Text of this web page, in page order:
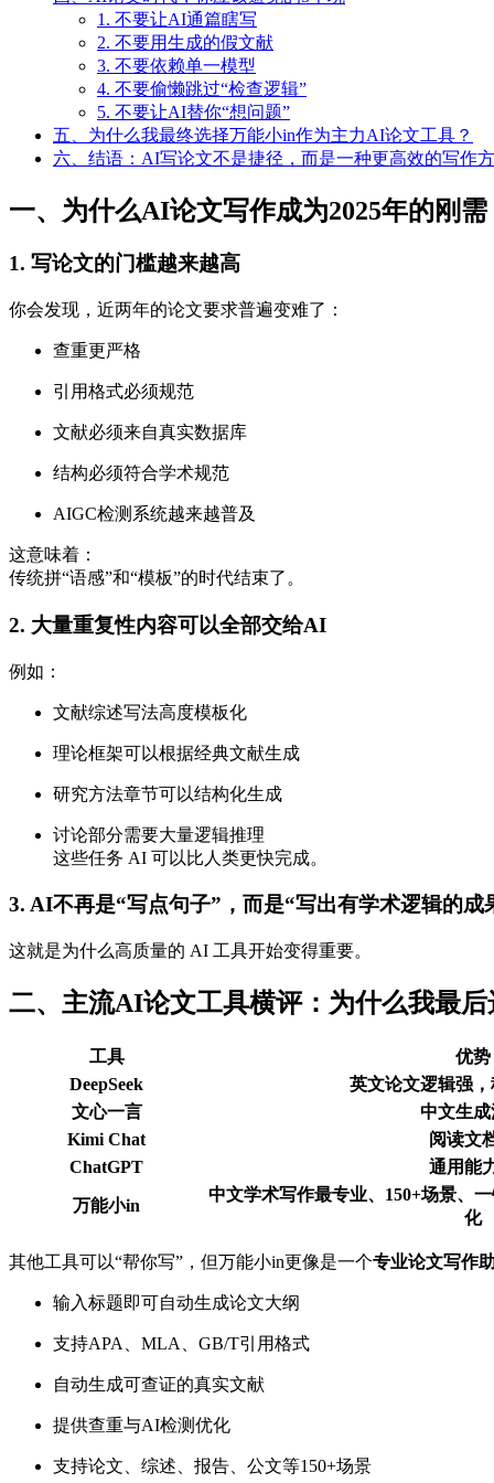
1. 不要让AI通篇瞎写
2. 不要用生成的假文献
3. 不要依赖单一模型
4. 不要偷懒跳过“检查逻辑”
5. 不要让AI替你“想问题”
五、为什么我最终选择万能小in作为主力AI论文工具？
六、结语：AI写论文不是捷径，而是一种更高效的写作
一、为什么AI论文写作成为2025年的刚需
1. 写论文的门槛越来越高
你会发现，近两年的论文要求普遍变难了：
查重更严格
引用格式必须规范
文献必须来自真实数据库
结构必须符合学术规范
AIGC检测系统越来越普及
这意味着：
传统拼“语感”和“模板”的时代结束了。
2. 大量重复性内容可以全部交给AI
例如：
文献综述写法高度模板化
理论框架可以根据经典文献生成
研究方法章节可以结构化生成
讨论部分需要大量逻辑推理
这些任务 AI 可以比人类更快完成。
3. AI不再是“写点句子”，而是“写出有学术逻辑的成
这就是为什么高质量的 AI 工具开始变得重要。
二、主流AI论文工具横评：为什么我最
工具
优势
DeepSeek
英文论文逻辑强
文心一言
中文生
Kimi Chat
阅读文
ChatGPT
通用能
万能小in
中文学术写作最专业、150+场景、
化
其他工具可以“帮你写”，但万能小in更像是一个专业论文写作
输入标题即可自动生成论文大纲
支持APA、MLA、GB/T引用格式
自动生成可查证的真实文献
提供查重与AI检测优化
支持论文、综述、报告、公文等150+场景